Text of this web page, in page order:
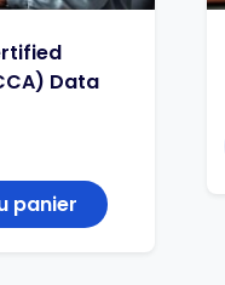
Data
panier